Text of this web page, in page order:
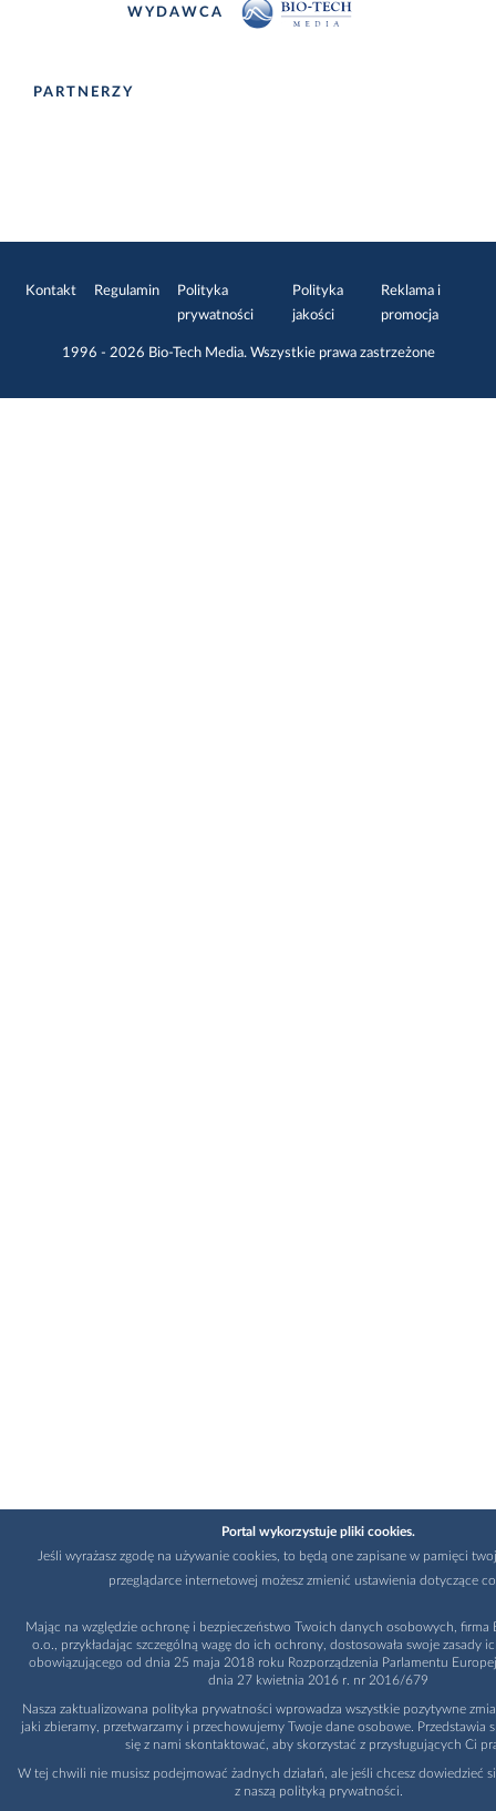
WYDAWCA
PARTNERZY
Kontakt Regulamin
Polityka
prywatności
Polityka
jakości
Reklama i
promocja
1996 - 2026 Bio-Tech Media. Wszystkie prawa zastrzeżone
Portal wykorzystuje pliki cookies.
Jeśli wyrażasz zgodę na używanie cookies, to będą one zapisane w pamięci
przeglądarce internetowej możesz zmienić ustawienia dotyczące
Mając na względzie ochronę i bezpieczeństwo Twoich danych osobowych, firma
o.o., przykładając szczególną wagę do ich ochrony, dostosowała swoje zasady
obowiązującego od dnia 25 maja 2018 roku Rozporządzenia Parlamentu
dnia 27 kwietnia 2016 r. nr 2016/679
Nasza zaktualizowana polityka prywatności wprowadza wszystkie pozytywne
jaki zbieramy, przetwarzamy i przechowujemy Twoje dane osobowe. Przedstawia
się z nami skontaktować, aby skorzystać z przysługujących Ci
W tej chwili nie musisz podejmować żadnych działań, ale jeśli chcesz dowiedzieć
z naszą polityką prywatności.